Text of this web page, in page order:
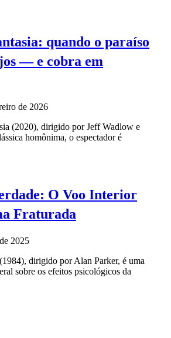
quando o paraíso
— e cobra em
de 2026
(2020), dirigido por Jeff Wadlow e
homônima, o espectador é
O Voo Interior
Fraturada
2025
dirigido por Alan Parker, é uma
sobre os efeitos psicológicos da